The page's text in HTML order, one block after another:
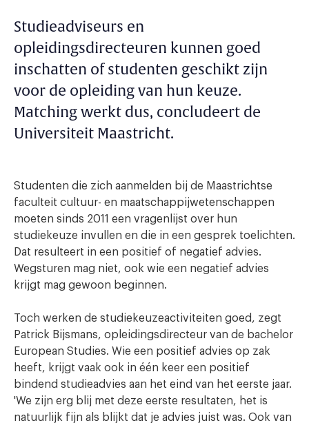
Studieadviseurs en
opleidingsdirecteuren kunnen goed
inschatten of studenten geschikt zijn
voor de opleiding van hun keuze.
Matching werkt dus, concludeert de
Universiteit Maastricht.
Studenten die zich aanmelden bij de Maastrichtse
faculteit cultuur- en maatschappijwetenschappen
moeten sinds 2011 een vragenlijst over hun
studiekeuze invullen en die in een gesprek toelichten.
Dat resulteert in een positief of negatief advies.
Wegsturen mag niet, ook wie een negatief advies
krijgt mag gewoon beginnen.
Toch werken de studiekeuzeactiviteiten goed, zegt
Patrick Bijsmans, opleidingsdirecteur van de bachelor
European Studies. Wie een positief advies op zak
heeft, krijgt vaak ook in één keer een positief
bindend studieadvies aan het eind van het eerste jaar.
'We zijn erg blij met deze eerste resultaten, het is
natuurlijk fijn als blijkt dat je advies juist was. Ook van